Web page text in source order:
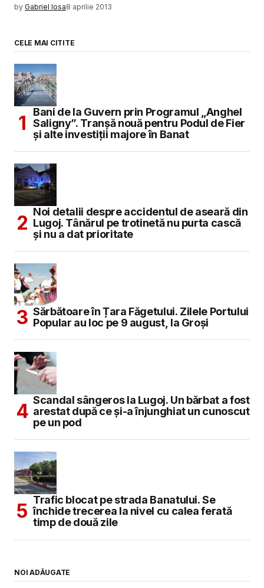
by Gabriel Iosa8 aprilie 2013
CELE MAI CITITE
Bani de la Guvern prin Programul „Anghel
Saligny”. Tranșă nouă pentru Podul de Fier
și alte investiții majore în Banat
Noi detalii despre accidentul de aseară din
Lugoj. Tânărul pe trotinetă nu purta cască
și nu a dat prioritate
Sărbătoare în Țara Făgetului. Zilele Portului
Popular au loc pe 9 august, la Groși
Scandal sângeros la Lugoj. Un bărbat a fost
arestat după ce și-a înjunghiat un cunoscut
pe un pod
Trafic blocat pe strada Banatului. Se
închide trecerea la nivel cu calea ferată
timp de două zile
NOI ADĂUGATE